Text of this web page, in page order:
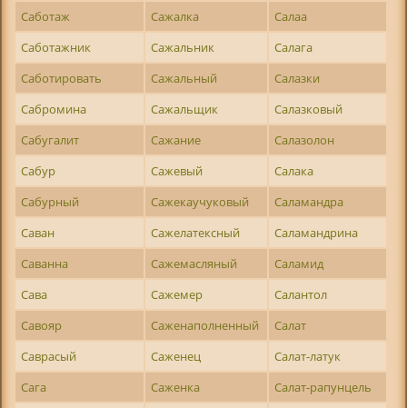
Саботаж
Сажалка
Салаа
Саботажник
Сажальник
Салага
Саботировать
Сажальный
Салазки
Сабромина
Сажальщик
Салазковый
Сабугалит
Сажание
Салазолон
Сабур
Сажевый
Салака
Сабурный
Сажекаучуковый
Саламандра
Саван
Сажелатексный
Саламандрина
Саванна
Сажемасляный
Саламид
Сава
Сажемер
Салантол
Савояр
Саженаполненный
Салат
Саврасый
Саженец
Салат-латук
Сага
Саженка
Салат-рапунцель